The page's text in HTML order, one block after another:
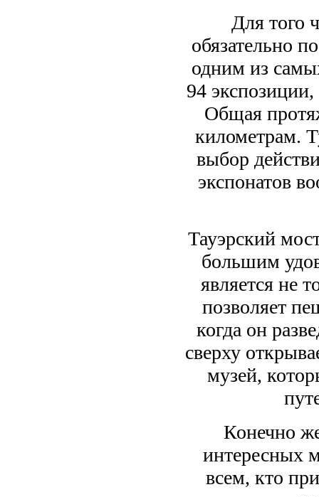
Для того
обязательно
одним из
94
Общая
километрам.
выбор
экспонатов
Тауэрский
большим
является не
позволяет
когда он
сверху
музей,
Конечно
интересных
всем, кто